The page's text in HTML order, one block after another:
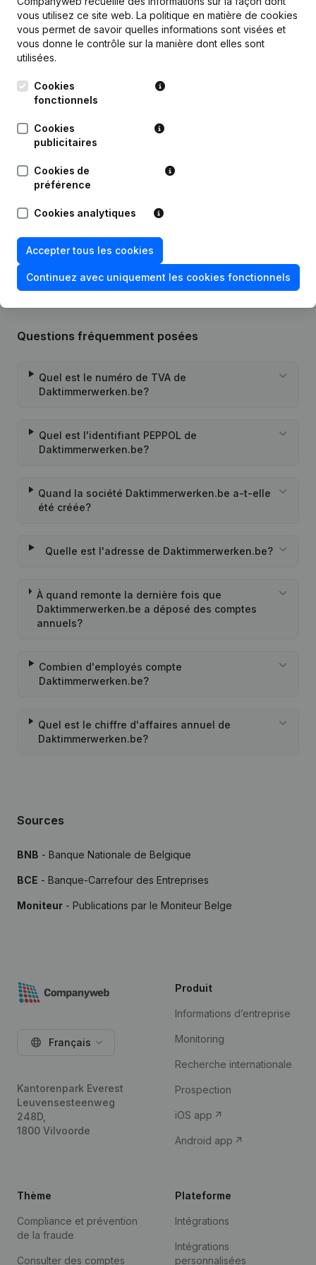
Publications de Daktimmerwerken.be
22-01-2025 Siège Social
08-05-2023
Modification Forme Juridique -
31-03-2022
06-09-2021 Demissions - Nominations
16-02-2018 Siège Social
Questions fréquemment posées
Quel est le numéro de TVA de
Daktimmerwerken.be?
Quel est l'identifiant PEPPOL de
Daktimmerwerken.be?
Quand la société Daktimmerwerken.be a-t-elle
été créée?
Quelle est l'adresse de Daktimmerwerken.be?
À quand remonte la dernière fois que
Daktimmerwerken.be a déposé des comptes
annuels?
Combien d'employés compte
Daktimmerwerken.be?
Quel est le chiffre d'affaires annuel de
Daktimmerwerken.be?
Sources
BNB - Banque Nationale de Belgique
BCE - Banque-Carrefour des Entreprises
Moniteur - Publications par le Moniteur Belge
vous utilisez ce site web. La politique en matière de cookies
vous permet de savoir quelles informations sont visées et
vous donne le contrôle sur la manière dont elles sont
utilisées.
Cookies
fonctionnels
Cookies
publicitaires
Cookies de
préférence
Cookies analytiques
Accepter tous les cookies
Continuez avec uniquement les cookies fonctionnels
Français
Kantorenpark Everest
Leuvensesteenweg
248D,
1800 Vilvoorde
Produit
Informations d’entreprise
Monitoring
Recherche internationale
Prospection
iOS app
Android app
Thème
Compliance et prévention
de la fraude
Consulter des comptes
Plateforme
Intégrations
Intégrations
personnalisées